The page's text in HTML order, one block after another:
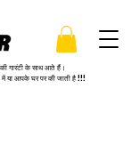
गारंटी के साथ आते हैं।
में या आपके घर पर की जाती है !!!